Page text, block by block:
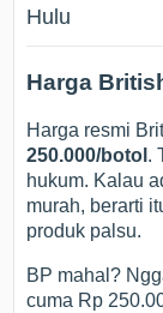
Hulu
Harga
Harga resmi
250.000/botol .
hukum. Kalau
murah, berarti
produk palsu.
BP mahal?
cuma Rp